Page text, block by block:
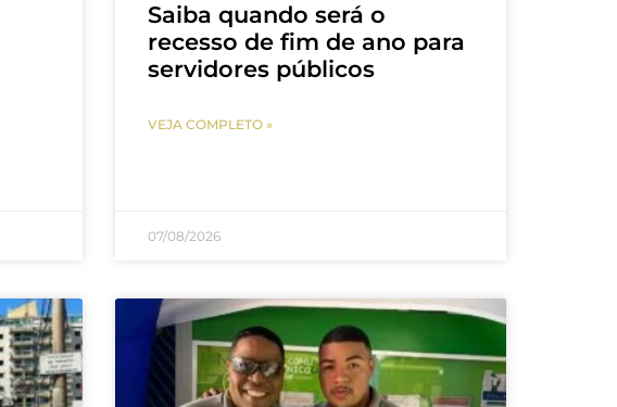
Saiba quando será o
recesso de fim de ano para
servidores públicos
VEJA COMPLETO »
07/08/2026